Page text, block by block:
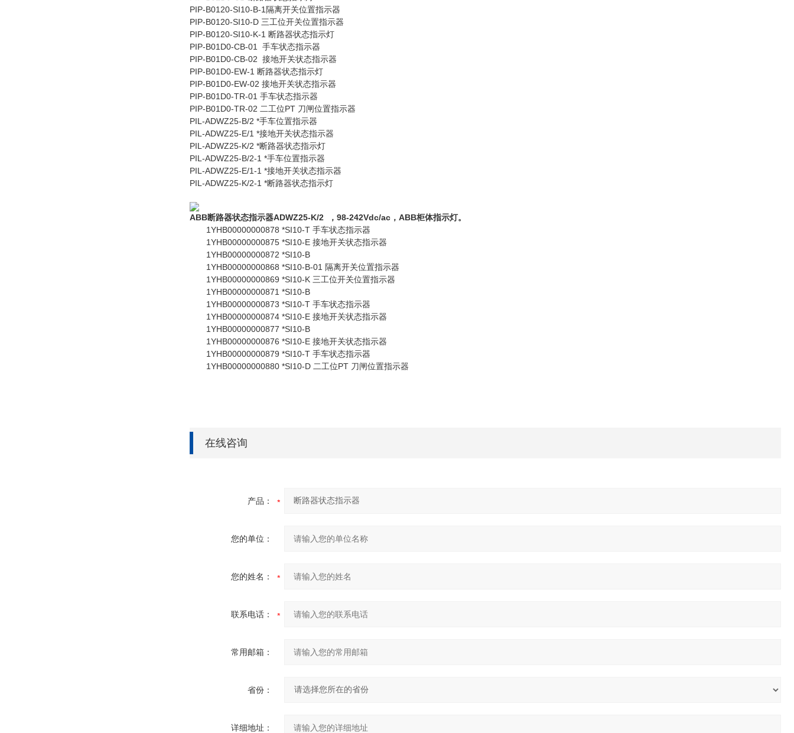
PIP-B0120-SI10-B-1隔离开关位置指示器
PIP-B0120-SI10-D 三工位开关位置指示器
PIP-B0120-SI10-K-1 断路器状态指示灯
PIP-B01D0-CB-01 手车状态指示器
PIP-B01D0-CB-02 接地开关状态指示器
PIP-B01D0-EW-1 断路器状态指示灯
PIP-B01D0-EW-02 接地开关状态指示器
PIP-B01D0-TR-01 手车状态指示器
PIP-B01D0-TR-02 二工位PT 刀闸位置指示器
PIL-ADWZ25-B/2 *手车位置指示器
PIL-ADWZ25-E/1 *接地开关状态指示器
PIL-ADWZ25-K/2 *断路器状态指示灯
PIL-ADWZ25-B/2-1 *手车位置指示器
PIL-ADWZ25-E/1-1 *接地开关状态指示器
PIL-ADWZ25-K/2-1 *断路器状态指示灯
ABB断路器状态指示器ADWZ25-K/2 ，98-242Vdc/ac，ABB柜体指示灯。
1YHB00000000878 *SI10-T 手车状态指示器
1YHB00000000875 *SI10-E 接地开关状态指示器
1YHB00000000872 *SI10-B
1YHB00000000868 *SI10-B-01 隔离开关位置指示器
1YHB00000000869 *SI10-K 三工位开关位置指示器
1YHB00000000871 *SI10-B
1YHB00000000873 *SI10-T 手车状态指示器
1YHB00000000874 *SI10-E 接地开关状态指示器
1YHB00000000877 *SI10-B
1YHB00000000876 *SI10-E 接地开关状态指示器
1YHB00000000879 *SI10-T 手车状态指示器
1YHB00000000880 *SI10-D 二工位PT 刀闸位置指示器
在线咨询
产品：
您的单位：
您的姓名：
联系电话：
常用邮箱：
省份：
详细地址：